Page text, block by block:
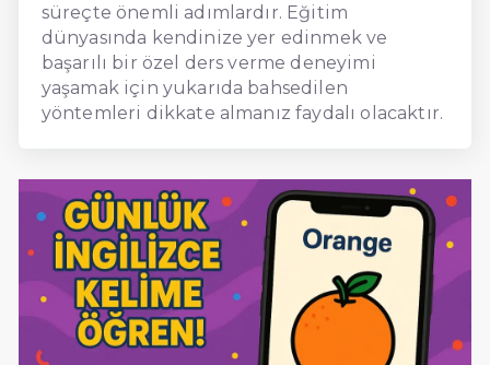
süreçte önemli adımlardır. Eğitim
dünyasında kendinize yer edinmek ve
başarılı bir özel ders verme deneyimi
yaşamak için yukarıda bahsedilen
yöntemleri dikkate almanız faydalı olacaktır.